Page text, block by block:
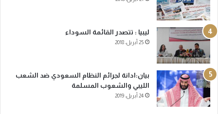
ليبيا : تتصدر القائمة السوداء
25 أبريل، 2018
بيان:ادانة لجرائم النظام السعودي ضد الشعب
الليبي والشعوب المسلمة
24 أبريل، 2019